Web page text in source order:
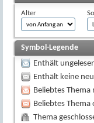
Alter
Symbol-Legende
Enthält
Enthält keine
Beliebtes
Beliebtes Thema
Thema